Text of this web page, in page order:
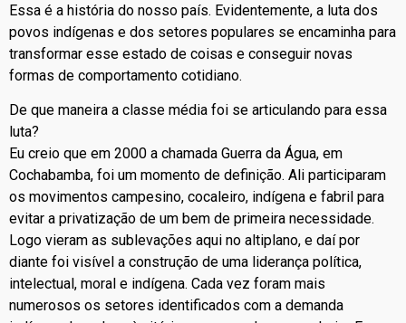
Essa é a história do nosso país. Evidentemente, a luta dos
povos indígenas e dos setores populares se encaminha para
transformar esse estado de coisas e conseguir novas
formas de comportamento cotidiano.
De que maneira a classe média foi se articulando para essa
luta?
Eu creio que em 2000 a chamada Guerra da Água, em
Cochabamba, foi um momento de definição. Ali participaram
os movimentos campesino, cocaleiro, indígena e fabril para
evitar a privatização de um bem de primeira necessidade.
Logo vieram as sublevações aqui no altiplano, e daí por
diante foi visível a construção de uma liderança política,
intelectual, moral e indígena. Cada vez foram mais
numerosos os setores identificados com a demanda